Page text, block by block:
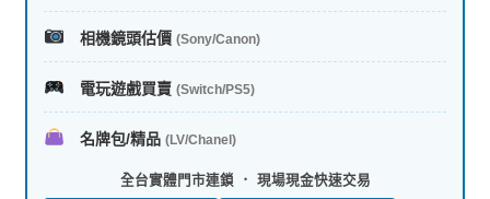
相機鏡頭估價 (Sony/Canon)
電玩遊戲買賣 (Switch/PS5)
名牌包/精品 (LV/Chanel)
全台實體門市連鎖 ． 現場現金快速交易